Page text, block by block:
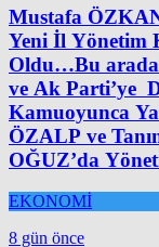
Mustafa
Yeni İl Yönetim
Oldu…Bu arada
ve Ak Parti’ye
Kamuoyunca
ÖZALP ve
OĞUZ’da
EKONOMİ
8 gün önce